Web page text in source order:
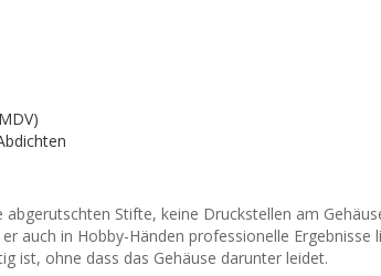
Stifte, keine Druckstellen am
auch in Hobby-Händen professionelle
ist, ohne dass das Gehäuse darunter leidet.